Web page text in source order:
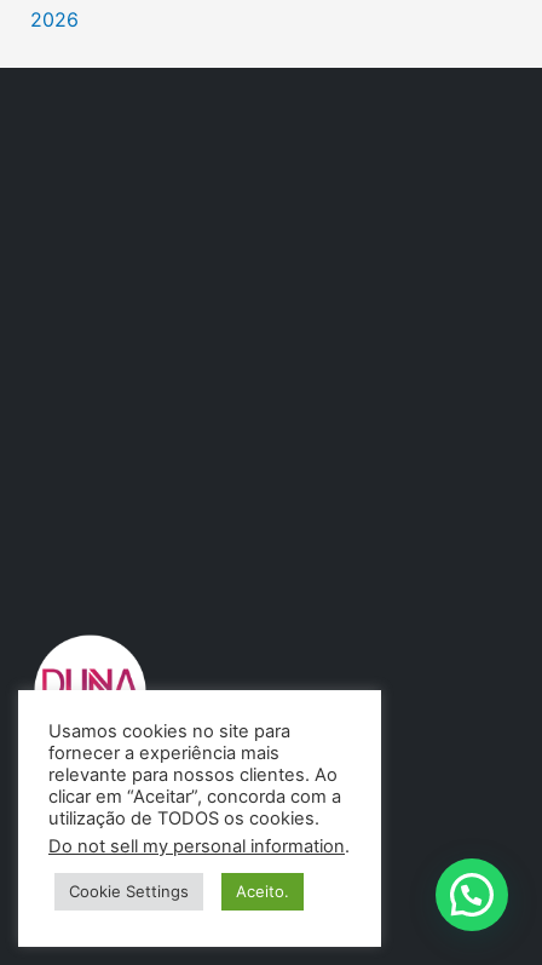
2026
Agência de Marketing Digital DUNA.
São 11 anos ajudando empresas.
Usamos cookies no site para
fornecer a experiência mais
relevante para nossos clientes. Ao
clicar em “Aceitar”, concorda com a
utilização de TODOS os cookies.
Do not sell my personal information.
Cookie Settings Aceito.